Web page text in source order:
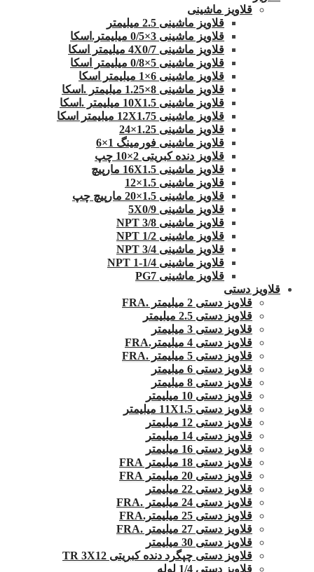
قلاویز ماشینی
قلاویز ماشینی 2.5 میلیمتر
قلاویز ماشینی 3×0/5 میلیمتر.اسکا
قلاویز ماشینی 4X0/7 میلیمتر اسکا
قلاویز ماشینی 5×0/8 میلیمتر اسکا
قلاویز ماشینی 6×1 میلیمتر اسکا
قلاویز ماشینی 8×1.25 میلیمتر .اسکا
قلاویز ماشینی 10X1.5 میلیمتر .اسکا
قلاویز ماشینی 12X1.75 میلیمتر اسکا
قلاویز ماشینی 1.25×24
قلاویز ماشینی فورمینگ 1×6
قلاویز دنده کبریتی 2×10 چپ
قلاویز ماشینی 16X1.5 مارپیچ
قلاویز ماشینی 1.5×12
قلاویز ماشینی 1.5×20 مارپیچ چپ
قلاویز ماشینی 5X0/9
قلاویز ماشینی 3/8 NPT
قلاویز ماشینی 1/2 NPT
قلاویز ماشینی 3/4 NPT
قلاویز ماشینی 1/4-1 NPT
قلاویز ماشینی PG7
قلاویز دستی
قلاویز دستی 2 میلیمتر .FRA
قلاویز دستی 2.5 میلیمتر
قلاویز دستی 3 میلیمتر
قلاویز دستی 4 میلیمتر.FRA
قلاویز دستی 5 میلیمتر .FRA
قلاویز دستی 6 میلیمتر
قلاویز دستی 8 میلیمتر
قلاویز دستی 10 میلیمتر
قلاویز دستی 11X1.5 میلیمتر
قلاویز دستی 12 میلیمتر
قلاویز دستی 14 میلیمتر
قلاویز دستی 16 میلیمتر
قلاویز دستی 18 میلیمتر FRA
قلاویز دستی 20 میلیمتر FRA
قلاویز دستی 22 میلیمتر
قلاویز دستی 24 میلیمتر .FRA
قلاویز دستی 25 میلیمتر.FRA
قلاویز دستی 27 میلیمتر .FRA
قلاویز دستی 30 میلیمتر
قلاویز دستی چپگرد دنده کبریتی TR 3X12
قلاویز دستی 1/4 لوله